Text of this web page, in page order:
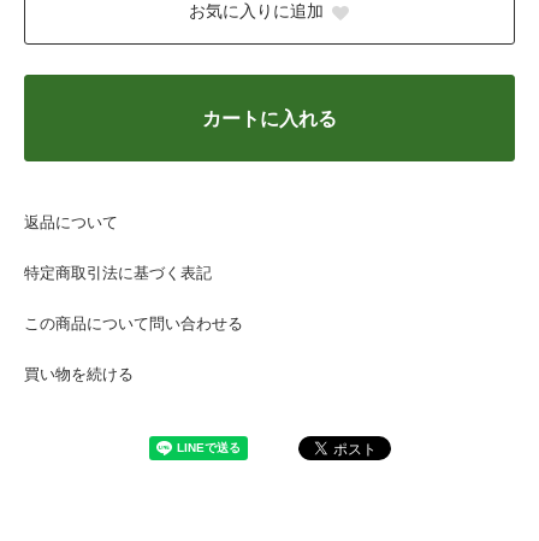
お気に入りに追加
カートに入れる
返品について
特定商取引法に基づく表記
この商品について問い合わせる
買い物を続ける